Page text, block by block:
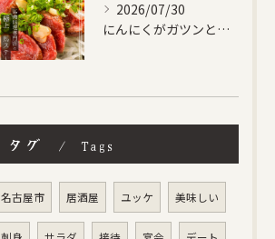
2026/07/30
にんにくがガツンときいた馬ステーキ✨
タグ Tags
名古屋市 居酒屋 ユッケ 美味しい